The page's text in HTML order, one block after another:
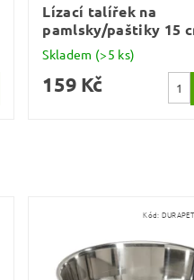
Lízací talířek na
pamlsky/paštiky 15
Skladem (>5 ks)
159 Kč
Kód: